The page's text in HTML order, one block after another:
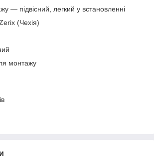
— підвісний, легкий у встановленні
(Чехія)
монтажу